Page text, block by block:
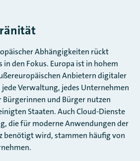
Abhängigkeiten rückt
in den Fokus. Europa ist in hohem
Anbietern digitaler
jede Verwaltung, jedes Unternehmen
Bürgerinnen und Bürger nutzen
Staaten. Auch Cloud-Dienste
die für moderne Anwendungen der
benötigt wird, stammen häufig von